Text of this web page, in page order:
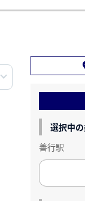
選択中
善行駅